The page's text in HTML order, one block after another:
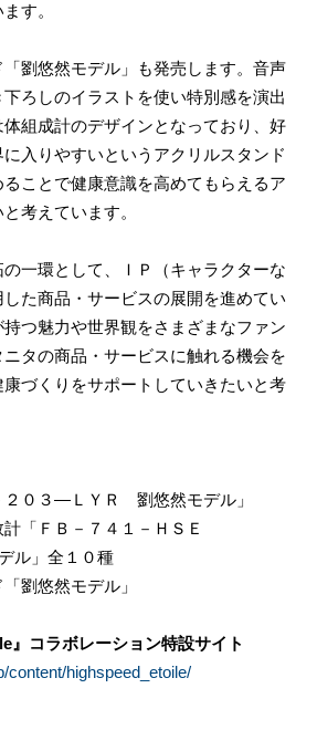
す。
劉悠然モデル」も発売します。音声
ろしのイラストを使い特別感を演出
組成計のデザインとなっており、好
入りやすいというアクリルスタンド
ことで健康意識を高めてもらえるア
考えています。
一環として、ＩＰ（キャラクターな
た商品・サービスの展開を進めてい
つ魅力や世界観をさまざまなファン
タの商品・サービスに触れる機会を
づくりをサポートしていきたいと考
２０３―ＬＹＲ 劉悠然モデル」
計「ＦＢ－７４１－ＨＳＥ
ル」全１０種
劉悠然モデル」
』コラボレーション特設サイト
content/highspeed_etoile/